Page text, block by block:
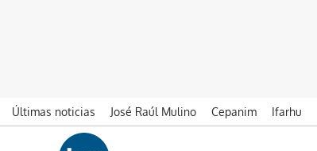
Últimas noticias José Raúl Mulino Cepanim Ifarhu
Ir al contenido